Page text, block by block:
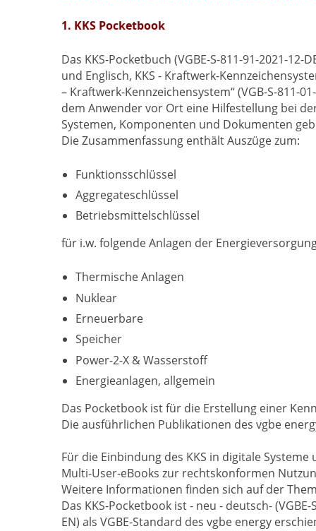
1. KKS Pocketbook
Das KKS-Pocketbuch (VGBE-S-811-91-2021-
und Englisch, KKS - Kraftwerk-
– Kraftwerk-Kennzeichensystem“ (VGB-S-811-
dem Anwender vor Ort eine Hilfestellung bei
Systemen, Komponenten und Dokumenten
Die Zusammenfassung enthält Auszüge zum:
Funktionsschlüssel
Aggregateschlüssel
Betriebsmittelschlüssel
für i.w. folgende Anlagen der
Thermische Anlagen
Nuklear
Erneuerbare
Speicher
Power-2-X & Wasserstoff
Energieanlagen, allgemein
Das Pocketbook ist für die Erstellung einer
Die ausführlichen Publikationen des vgbe
Für die Einbindung des KKS in digitale
Multi-User-eBooks zur rechtskonformen
Weitere Informationen finden sich auf der
Das KKS-Pocketbook ist - neu - deutsch-
EN) als VGBE-Standard des vgbe energy